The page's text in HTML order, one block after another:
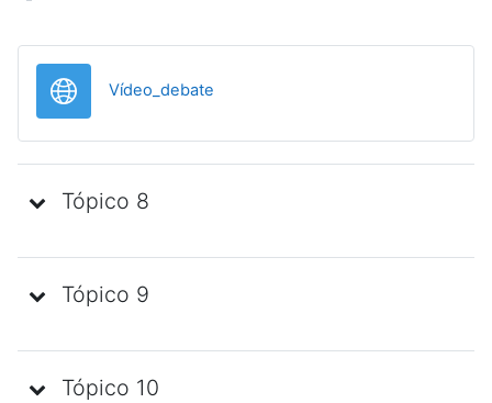
Vídeo_debate
Tópico 8
Tópico 9
Tópico 10